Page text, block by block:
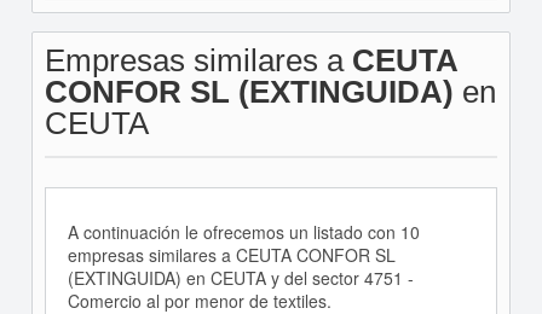
Empresas similares a CEUTA
CONFOR SL (EXTINGUIDA) en
CEUTA
A continuación le ofrecemos un listado con 10
empresas similares a CEUTA CONFOR SL
(EXTINGUIDA) en CEUTA y del sector 4751 -
Comercio al por menor de textiles.